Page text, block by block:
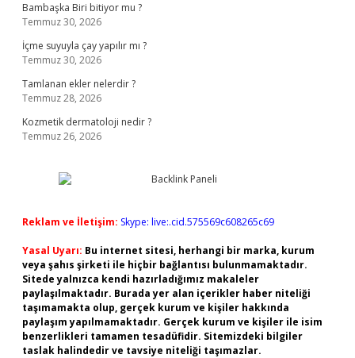
Bambaşka Biri bitiyor mu ?
Temmuz 30, 2026
İçme suyuyla çay yapılır mı ?
Temmuz 30, 2026
Tamlanan ekler nelerdir ?
Temmuz 28, 2026
Kozmetik dermatoloji nedir ?
Temmuz 26, 2026
Reklam ve İletişim: Skype: live:.cid.575569c608265c69
Yasal Uyarı: Bu internet sitesi, herhangi bir marka, kurum
veya şahıs şirketi ile hiçbir bağlantısı bulunmamaktadır.
Sitede yalnızca kendi hazırladığımız makaleler
paylaşılmaktadır. Burada yer alan içerikler haber niteliği
taşımamakta olup, gerçek kurum ve kişiler hakkında
paylaşım yapılmamaktadır. Gerçek kurum ve kişiler ile isim
benzerlikleri tamamen tesadüfidir. Sitemizdeki bilgiler
taslak halindedir ve tavsiye niteliği taşımazlar.